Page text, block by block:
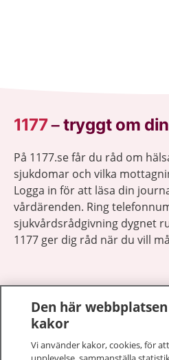
1177–tryggt om
På 1177.se får du råd om
sjukdomar och vilka
Logga in för att läsa din
vårdärenden. Ring
sjukvårdsrådgivning dygnet
1177 ger dig råd när du vill
1177 på flera språk
Den här
kakor
Vi använder kakor, cookies, för